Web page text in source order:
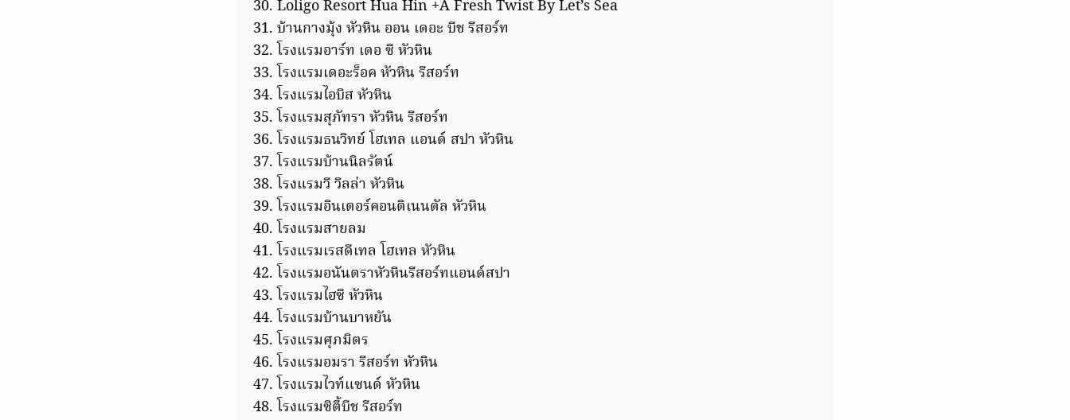
Loligo Resort Hua Hin +A Fresh Twist By Let’s Sea
บ้านกางมุ้ง หัวหิน ออน เดอะ บีช รีสอร์ท
โรงแรมอาร์ท เดอ ซี หัวหิน
โรงแรมเดอะร็อค หัวหิน รีสอร์ท
โรงแรมไอบิส หัวหิน
โรงแรมสุภัทรา หัวหิน รีสอร์ท
โรงแรมธนวิทย์ โฮเทล แอนด์ สปา หัวหิน
โรงแรมบ้านนิลรัตน์
โรงแรมวี วิลล่า หัวหิน
โรงแรมอินเตอร์คอนติเนนตัล หัวหิน
โรงแรมสายลม
โรงแรมเรสดีเทล โฮเทล หัวหิน
โรงแรมอนันตราหัวหินรีสอร์ทแอนด์สปา
โรงแรมไฮซี หัวหิน
โรงแรมบ้านบาหยัน
โรงแรมศุภมิตร
โรงแรมอมรา รีสอร์ท หัวหิน
โรงแรมไวท์แซนด์ หัวหิน
โรงแรมซิตี้บีช รีสอร์ท